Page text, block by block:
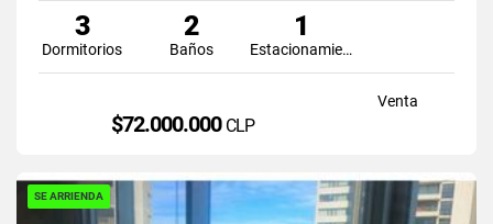
3
Dormitorios
2
Baños
1
Estacionamiento
Venta
$72.000.000 CLP
SE ARRIENDA